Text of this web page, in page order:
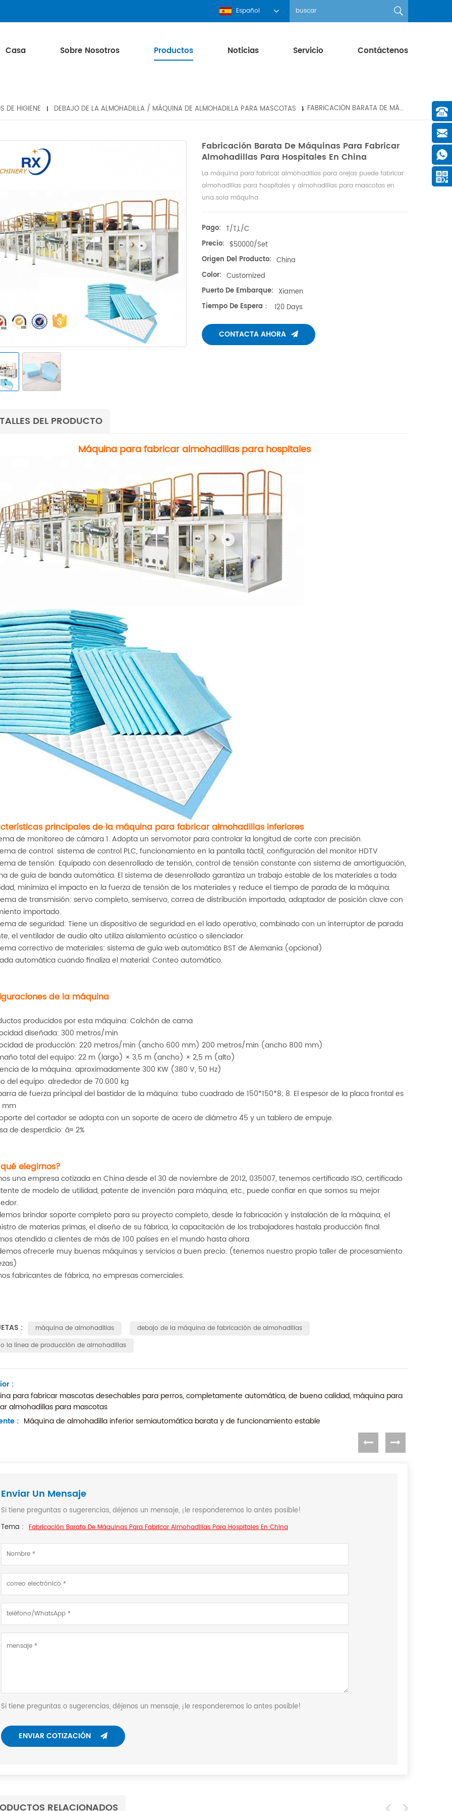
Español
Casa Sobre Nosotros Productos Noticias Servicio Contáctenos
DE HIGIENE DEBAJO DE LA ALMOHADILLA / MÁQUINA DE ALMOHADILLA PARA MASCOTAS FABRICACIÓN BARATA DE MÁQUINAS PARA FABRICAR ALMOHADILLAS PARA HOSPITALES EN CHINA
Fabricación Barata De Máquinas Para Fabricar
Almohadillas Para Hospitales En China
La máquina para fabricar almohadillas para orejas puede fabricar
almohadillas para hospitales y almohadillas para mascotas en
una sola máquina
Pago: T/T,L/C
Precio: $50000/set
Origen Del Producto: China
Color: Customized
Puerto De Embarque: Xiamen
Tiempo De Espera：
120 Days
CONTACTA AHORA
DEL PRODUCTO
Máquina para fabricar almohadillas para hospitales
principales de la máquina para fabricar almohadillas inferiores
de monitoreo de cámara 1. Adopta un servomotor para controlar la longitud de corte con precisión.
de control: sistema de control PLC, funcionamiento en la pantalla táctil, configuración del monitor HDTV
de tensión: Equipado con desenrollado de tensión, control de tensión constante con sistema de amortiguación,
de guía de banda automática. El sistema de desenrollado garantiza un trabajo estable de los materiales a toda
minimiza el impacto en la fuerza de tensión de los materiales y reduce el tiempo de parada de la máquina.
de transmisión: servo completo, semiservo, correa de distribución importada, adaptador de posición clave con
importado.
de seguridad: Tiene un dispositivo de seguridad en el lado operativo, combinado con un interruptor de parada
el ventilador de audio alto utiliza aislamiento acústico o silenciador.
correctivo de materiales: sistema de guía web automático BST de Alemania (opcional)
automática cuando finaliza el material. Conteo automático.
de la máquina
producidos por esta máquina: Colchón de cama
diseñada: 300 metros/min
de producción: 220 metros/min (ancho 600 mm) 200 metros/min (ancho 800 mm)
total del equipo: 22 m (largo) × 3,5 m (ancho) × 2,5 m (alto)
de la máquina: aproximadamente 300 KW (380 V, 50 Hz)
del equipo: alrededor de 70.000 kg
de fuerza principal del bastidor de la máquina: tubo cuadrado de 150*150*8; 8. El espesor de la placa frontal es
mm
del cortador se adopta con un soporte de acero de diámetro 45 y un tablero de empuje.
de desperdicio: â¤ 2%
elegirnos?
una empresa cotizada en China desde el 30 de noviembre de 2012, 035007, tenemos certificado ISO, certificado
de modelo de utilidad, patente de invención para máquina, etc., puede confiar en que somos su mejor
brindar soporte completo para su proyecto completo, desde la fabricación y instalación de la máquina, el
de materias primas, el diseño de su fábrica, la capacitación de los trabajadores hastala producción final.
atendido a clientes de más de 100 países en el mundo hasta ahora.
ofrecerle muy buenas máquinas y servicios a buen precio. (tenemos nuestro propio taller de procesamiento
fabricantes de fábrica, no empresas comerciales.
: máquina de almohadillas
debajo de la máquina de fabricación de almohadillas
la línea de producción de almohadillas
:
para fabricar mascotas desechables para perros, completamente automática, de buena calidad, máquina para
almohadillas para mascotas
: Máquina de almohadilla inferior semiautomática barata y de funcionamiento estable
Enviar Un Mensaje
Si tiene preguntas o sugerencias, déjenos un mensaje, ¡le responderemos lo antes posible!
Tema : Fabricación Barata De Máquinas Para Fabricar Almohadillas Para Hospitales En China
Si tiene preguntas o sugerencias, déjenos un mensaje, ¡le responderemos lo antes posible!
ENVIAR COTIZACIÓN
RELACIONADOS